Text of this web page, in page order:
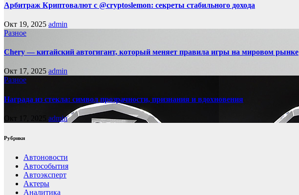
Арбитраж Криптовалют с @cryptoslemon: секреты стабильного дохода
Окт 19, 2025 admin
Разное
Chery — китайский автогигант, который меняет правила игры на мировом рынке
Окт 17, 2025 admin
Разное
Награда из стекла: символ прозрачности, признания и вдохновения
Окт 17, 2025 admin
Рубрики
Автоновости
Автособытия
Автоэксперт
Актеры
Аналитика